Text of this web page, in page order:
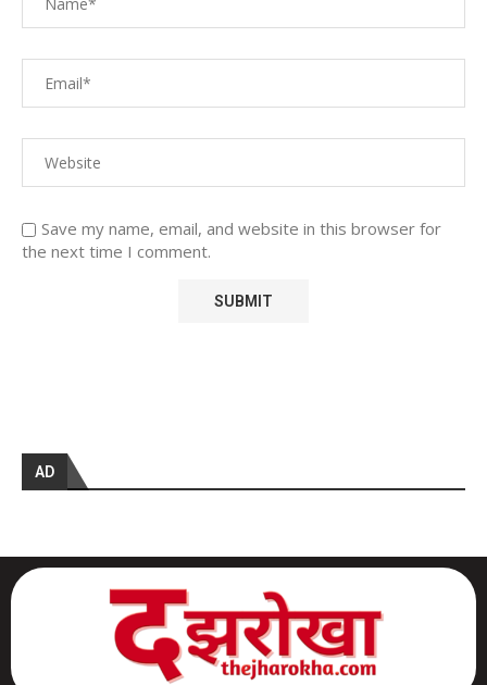
Save my name, email, and website in this browser for
the next time I comment.
AD